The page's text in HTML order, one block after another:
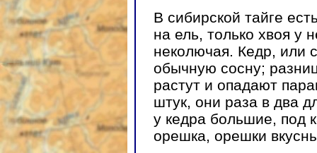
В сибирской тайге
на ель, только хвоя у
неколючая. Кедр, или
обычную сосну;
растут и опадают
штук, они раза в два
у кедра большие, под
орешка, орешки